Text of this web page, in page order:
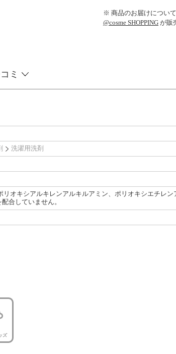
※ 商品のお届けについ
@cosme SHOPPING が販
ミ
洗濯用洗剤
リオキシアルキレンアルキルアミン、ポリオキシエチレ
合していません。
ズ